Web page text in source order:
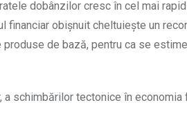
dobânzilor cresc în cel mai
financiar obișnuit cheltuiește un
de bază, pentru ca se
schimbărilor tectonice în economia